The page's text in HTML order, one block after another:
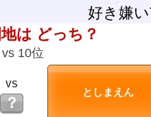
好き嫌
は どっち？
10位
VS
？